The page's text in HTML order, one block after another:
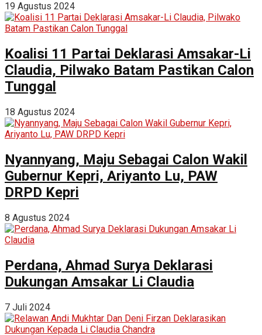
19 Agustus 2024
Koalisi 11 Partai Deklarasi Amsakar-Li
Claudia, Pilwako Batam Pastikan Calon
Tunggal
18 Agustus 2024
Nyannyang, Maju Sebagai Calon Wakil
Gubernur Kepri, Ariyanto Lu, PAW
DRPD Kepri
8 Agustus 2024
Perdana, Ahmad Surya Deklarasi
Dukungan Amsakar Li Claudia
7 Juli 2024